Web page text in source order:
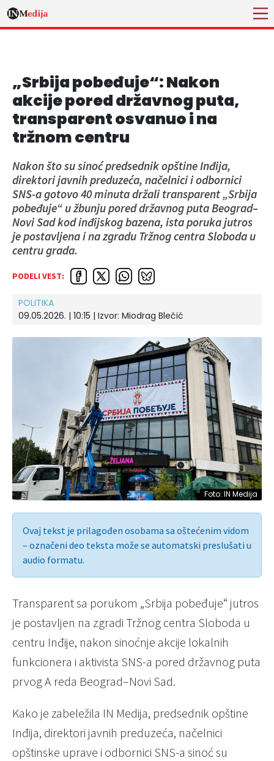
„Srbija pobeđuje“: Nakon
akcije pored državnog puta,
transparent osvanuo i na
tržnom centru
Nakon što su sinoć predsednik opštine Inđija,
direktori javnih preduzeća, načelnici i odbornici
SNS-a gotovo 40 minuta držali transparent „Srbija
pobeđuje“ u žbunju pored državnog puta Beograd–
Novi Sad kod inđijskog bazena, ista poruka jutros
je postavljena i na zgradu Tržnog centra Sloboda u
centru grada.
PODELI VEST:
POLITIKA
09.05.2026. | 10:15 | Izvor: Miodrag Blečić
Foto: IN Medija
Ovaj tekst je prilagođen osobama sa oštećenim vidom
– označeni deo teksta može se automatski preslušati u
audio formatu.
Transparent sa porukom „Srbija pobeđuje“ jutros
je postavljen na zgradi Tržnog centra Sloboda u
centru Inđije, nakon sinoćnje akcije lokalnih
funkcionera i aktivista SNS-a pored državnog puta
prvog A reda Beograd–Novi Sad.
Kako je zabeležila IN Medija, predsednik opštine
Inđija, direktori javnih preduzeća, načelnici
opštinske uprave i odbornici SNS-a sinoć su